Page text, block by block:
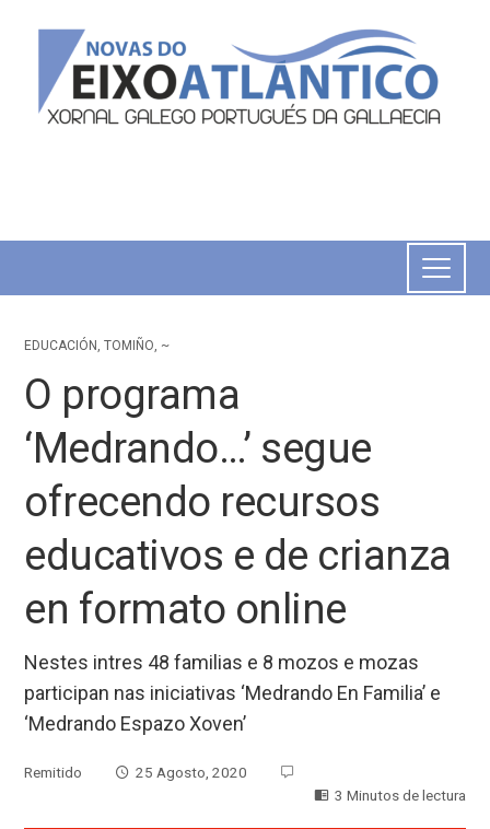
EDUCACIÓN ,TOMIÑO, ~
O programa
‘Medrando…’ segue
ofrecendo recursos
educativos e de crianza
en formato online
Nestes intres 48 familias e 8 mozos e mozas
participan nas iniciativas ‘Medrando En Familia’ e
‘Medrando Espazo Xoven’
Remitido
25 Agosto, 2020
3 Minutos de lectura